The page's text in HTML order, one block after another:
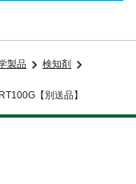
製品
検知剤
【別送品】